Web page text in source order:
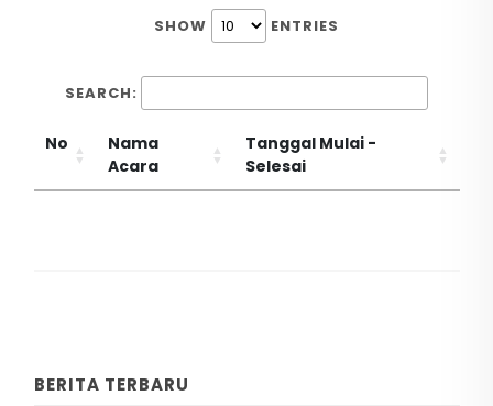
SHOW ENTRIES
SEARCH:
No
Nama
Acara
Tanggal Mulai -
Selesai
BERITA TERBARU